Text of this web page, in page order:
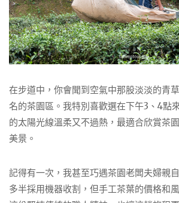
在步道中，你會聞到空氣中那股淡淡的青
名的茶園區。我特別喜歡選在下午3、4點
的太陽光線溫柔又不過熱，最適合欣賞茶
美景。
記得有一次，我甚至巧遇茶園老闆夫婦親
多半採用機器收割，但手工茶葉的價格和